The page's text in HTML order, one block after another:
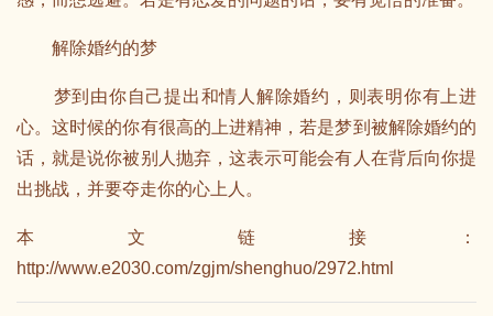
解除婚约的梦
梦到由你自己提出和情人解除婚约，则表明你有上进
心。这时候的你有很高的上进精神，若是梦到被解除婚约的
话，就是说你被别人抛弃，这表示可能会有人在背后向你提
出挑战，并要夺走你的心上人。
本文链接：
http://www.e2030.com/zgjm/shenghuo/2972.html